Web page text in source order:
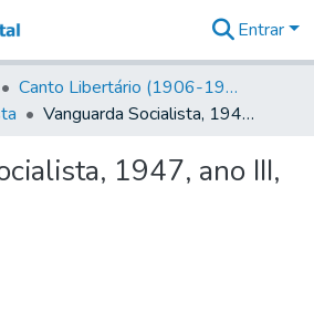
&
Coleções
Tudo na
Digital
Entrar
Canto Libertário (1906-1995)
Vanguarda Socialista, 1947, ano III, n 110
1947, ano III,